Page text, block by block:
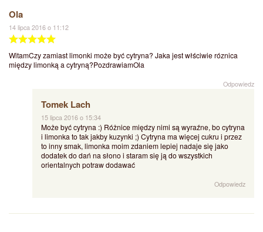
Ola
14 lipca 2016 o 11:12
WitamCzy zamiast limonki może być cytryna? Jaka jest włściwie róznica
między limonką a cytryną?PozdrawiamOla
Odpowiedz
Tomek Lach
15 lipca 2016 o 15:34
Może być cytryna :) Różnice między nimi są wyraźne, bo cytryna
i limonka to tak jakby kuzynki ;) Cytryna ma więcej cukru i przez
to inny smak, limonka moim zdaniem lepiej nadaje się jako
dodatek do dań na słono i staram się ją do wszystkich
orientalnych potraw dodawać
Odpowiedz